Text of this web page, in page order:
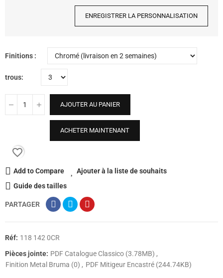
ENREGISTRER LA PERSONNALISATION
Finitions
trous
AJOUTER AU PANIER
ACHETER MAINTENANT
favorite_border
Add to Compare
Ajouter à la liste de souhaits
Guide des tailles
PARTAGER
Réf: 118 142 0CR
Pièces jointe: PDF Catalogue Classico (3.78MB)
Finition Metal Bruma (0)
PDF Mitigeur Encastré (244.74KB)